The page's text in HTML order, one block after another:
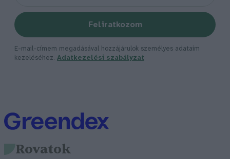
Feliratkozom
E-mail-címem megadásával hozzájárulok személyes adataim
kezeléséhez. Adatkezelési szabályzat
Rovatok